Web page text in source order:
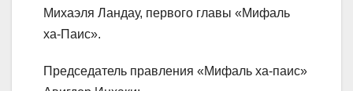
Михаэля Ландау, первого главы «Мифаль
ха-Паис».
Председатель правления «Мифаль ха-паис»